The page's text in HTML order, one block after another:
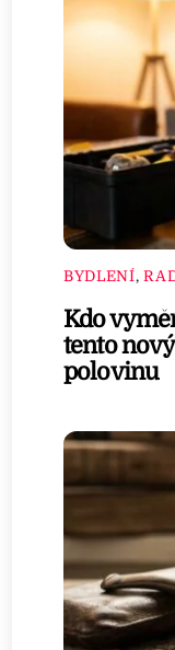
BYDLENÍ,
Kdo
tento
polovinu